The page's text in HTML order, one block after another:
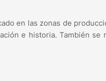
en las zonas de
e historia. También